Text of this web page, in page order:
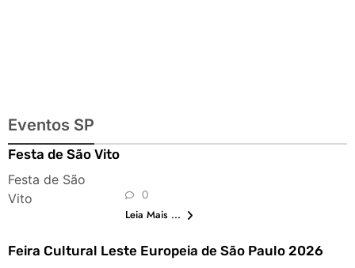
Eventos SP
Festa de São Vito
Festa de São
Vito
0
Leia Mais ...
Feira Cultural Leste Europeia de São Paulo 2026